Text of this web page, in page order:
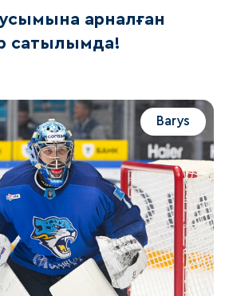
арналған
сатылымда!
Barys